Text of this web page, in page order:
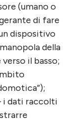
(umano o
di fare
dispositivo
della
il basso;
i dati raccolti